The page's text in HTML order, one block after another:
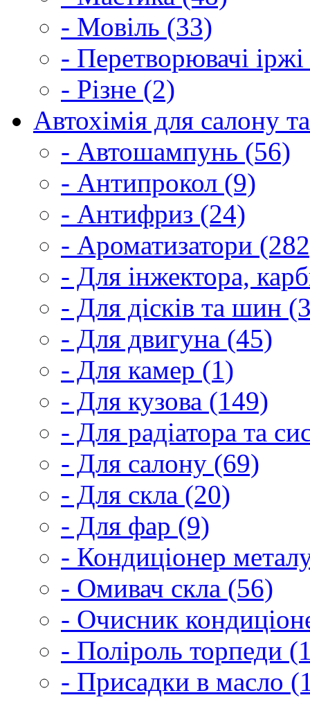
- Мовіль (33)
- Перетворювачі
- Різне (2)
Автохімія для салону
- Автошампунь (56)
- Антипрокол (9)
- Антифриз (24)
- Ароматизатори
- Для інжектора,
- Для дісків та шин
- Для двигуна (45)
- Для камер (1)
- Для кузова (149)
- Для радіатора та
- Для салону (69)
- Для скла (20)
- Для фар (9)
- Кондиціонер
- Омивач скла (56)
- Очисник
- Поліроль торпеди
- Присадки в масло